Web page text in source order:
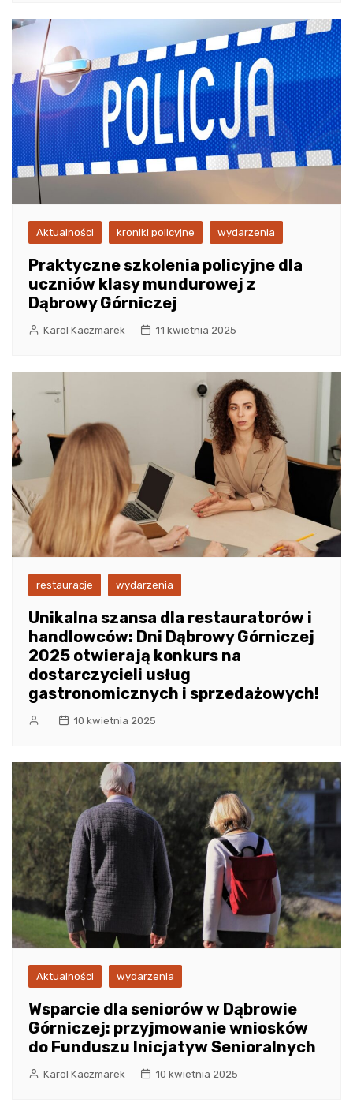
Aktualności kroniki policyjne wydarzenia
Praktyczne szkolenia policyjne dla
uczniów klasy mundurowej z
Dąbrowy Górniczej
Karol Kaczmarek 11 kwietnia 2025
restauracje wydarzenia
Unikalna szansa dla restauratorów i
handlowców: Dni Dąbrowy Górniczej
2025 otwierają konkurs na
dostarczycieli usług
gastronomicznych i sprzedażowych!
10 kwietnia 2025
Aktualności wydarzenia
Wsparcie dla seniorów w Dąbrowie
Górniczej: przyjmowanie wniosków
do Funduszu Inicjatyw Senioralnych
Karol Kaczmarek 10 kwietnia 2025